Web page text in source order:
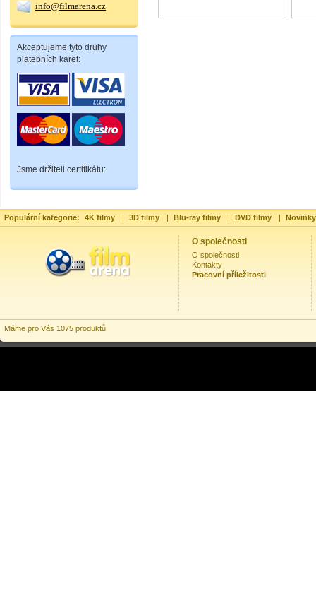
info@filmarena.cz
Akceptujeme tyto druhy
platebních karet:
Jsme držiteli certifikátu:
Populární kategorie: 4K filmy | 3D filmy | Blu-ray filmy | DVD filmy |
O společnosti
O společnosti
Kontakty
Pracovní příležitosti
Máme pro Vás 1075 produktů.